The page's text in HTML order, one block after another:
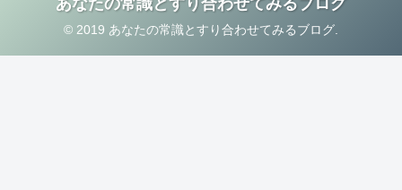
© 2019 あなたの常識とすり合わせてみるブログ.